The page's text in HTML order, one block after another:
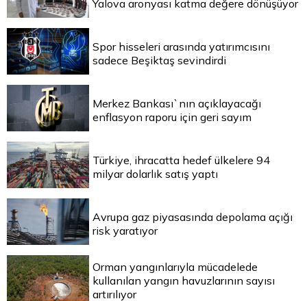
Yalova aronyası katma değere dönüşüyor
Spor hisseleri arasında yatırımcısını
sadece Beşiktaş sevindirdi
Merkez Bankası`nın açıklayacağı
enflasyon raporu için geri sayım
Türkiye, ihracatta hedef ülkelere 94
milyar dolarlık satış yaptı
Avrupa gaz piyasasında depolama açığı
risk yaratıyor
Orman yangınlarıyla mücadelede
kullanılan yangın havuzlarının sayısı
artırılıyor